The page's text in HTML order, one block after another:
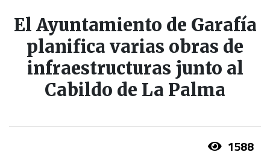
El Ayuntamiento de Garafía
planifica varias obras de
infraestructuras junto al
Cabildo de La Palma
1588